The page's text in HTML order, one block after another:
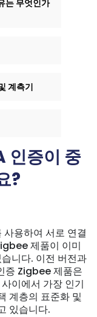
는 무엇인가
계측기
인증이 중
?
용하여 서로 연결
제품이 이미
니다. 이전 버전과
증 Zigbee 제품은
이에서 가장 인기
계층의 표준화 및
있습니다.